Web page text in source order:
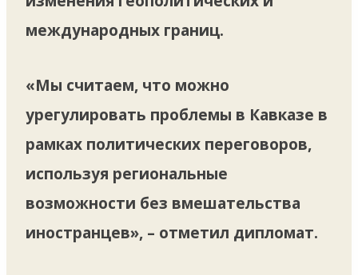
международных границ.
«Мы считаем, что можно
урегулировать проблемы в Кавказе в
рамках политических переговоров,
используя региональные
возможности без вмешательства
иностранцев», – отметил дипломат.